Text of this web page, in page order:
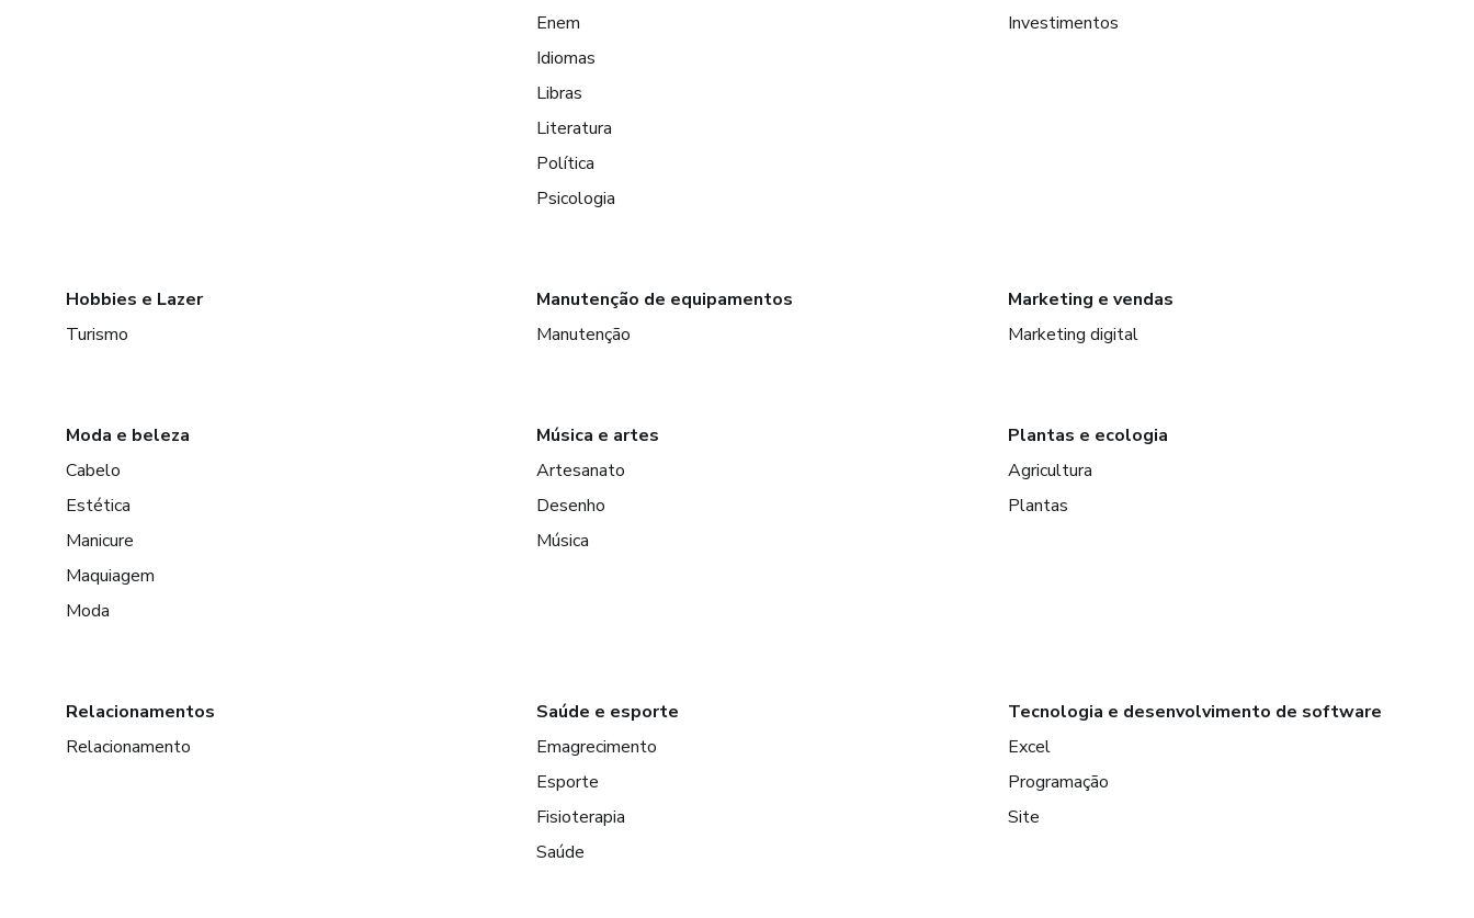
Enem
Idiomas
Libras
Literatura
Política
Psicologia
Investimentos
Hobbies e Lazer
Turismo
Manutenção de equipamentos
Manutenção
Marketing e vendas
Marketing digital
Moda e beleza
Cabelo
Estética
Manicure
Maquiagem
Moda
Música e artes
Artesanato
Desenho
Música
Plantas e ecologia
Agricultura
Plantas
Relacionamentos
Relacionamento
Saúde e esporte
Emagrecimento
Esporte
Fisioterapia
Saúde
Tecnologia e desenvolvimento de software
Excel
Programação
Site